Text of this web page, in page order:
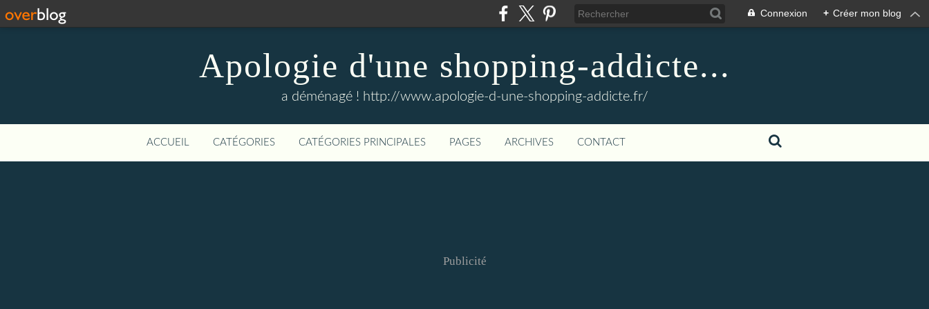
Connexion + Créer mon blog
Apologie d'une shopping-addicte...
a déménagé ! http://www.apologie-d-une-shopping-addicte.fr/
ACCUEIL CATÉGORIES CATÉGORIES PRINCIPALES PAGES ARCHIVES CONTACT
Publicité